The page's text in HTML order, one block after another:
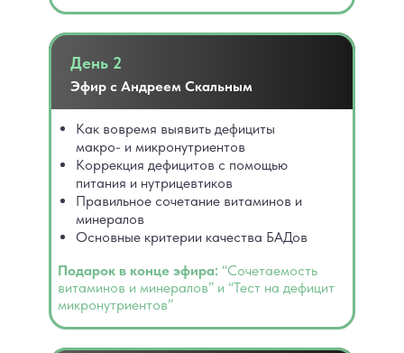
День 2
Эфир с Андреем Скальным
Подарок в конце эфира: “Сочетаемость
витаминов и минералов” и “Тест на дефицит
микронутриентов”
Как вовремя выявить дефициты
макро- и микронутриентов
Коррекция дефицитов с помощью
питания и нутрицевтиков
Правильное сочетание витаминов и
минералов
Основные критерии качества БАДов